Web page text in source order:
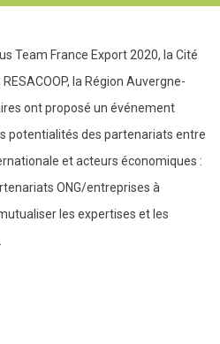
Team France Export 2020, la Cité
la Région Auvergne-
ont proposé un événement
potentialités des partenariats entre
et acteurs économiques :
ONG/entreprises à
les expertises et les